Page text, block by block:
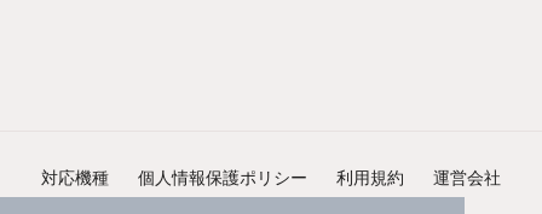
対応機種 個人情報保護ポリシー 利用規約 運営会社